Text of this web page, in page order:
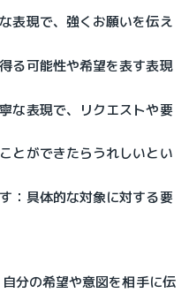
表現で、強くお願いを伝え
る可能性や希望を表す表現
な表現で、リクエストや要
とができたらうれしいとい
：具体的な対象に対する要
分の希望や意図を相手に伝